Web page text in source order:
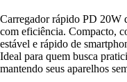
Carregador rápido PD 20W
com eficiência. Compacto,
estável e rápido de
Ideal para quem busca
mantendo seus aparelhos